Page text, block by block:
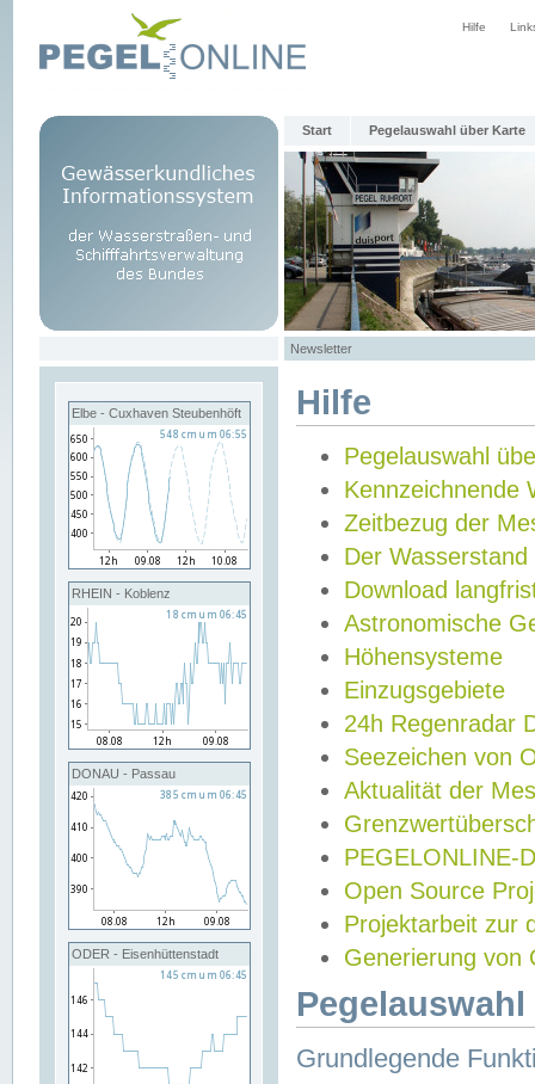
Hilfe
Start Pegelauswahl über Karte
Newsletter
Elbe - Cuxhaven Steubenhöft
RHEIN - Koblenz
DONAU - Passau
ODER - Eisenhüttenstadt
Hilfe
Pegelauswahl
Kennzeichnende
Zeitbezug der
Der Wasserstand
Download
Astronomische
Höhensysteme
Einzugsgebiete
24h Regenradar
Seezeichen von
Aktualität der
PEGELONLINE-
Open Source
Projektarbeit zur
Generierung von
Grundlegende